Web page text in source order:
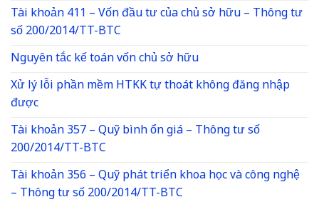
Tài khoản 411 – Vốn đầu tư của chủ sở hữu – Thông tư
số 200/2014/TT-BTC
Nguyên tắc kế toán vốn chủ sở hữu
Xử lý lỗi phần mềm HTKK tự thoát không đăng nhập
được
Tài khoản 357 – Quỹ bình ổn giá – Thông tư số
200/2014/TT-BTC
Tài khoản 356 – Quỹ phát triển khoa học và công nghệ
– Thông tư số 200/2014/TT-BTC